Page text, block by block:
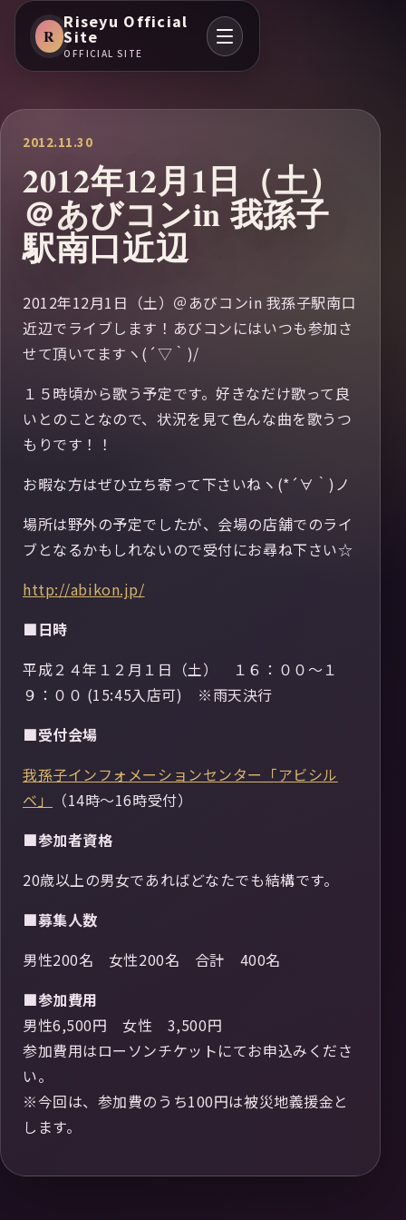
R
Riseyu Official
Site
OFFICIAL SITE
2012.11.30
2012年12月1日（土）
＠あびコンin 我孫子
駅南口近辺
2012年12月1日（土）＠あびコンin 我孫子駅南口
近辺でライブします！あびコンにはいつも参加さ
せて頂いてますヽ(´▽｀)/
１５時頃から歌う予定です。好きなだけ歌って良
いとのことなので、状況を見て色んな曲を歌うつ
もりです！！
お暇な方はぜひ立ち寄って下さいねヽ(*´∀｀)ノ
場所は野外の予定でしたが、会場の店舗でのライ
ブとなるかもしれないので受付にお尋ね下さい☆
http://abikon.jp/
■日時
平成２４年１２月１日（土） １６：００～１
９：００ (15:45入店可) ※雨天決行
■受付会場
我孫子インフォメーションセンター「アビシル
ベ」
（14時～16時受付）
■参加者資格
20歳以上の男女であればどなたでも結構です。
■募集人数
男性200名 女性200名 合計 400名
■参加費用
男性6,500円 女性 3,500円
参加費用はローソンチケットにてお申込みくださ
い。
※今回は、参加費のうち100円は被災地義援金と
します。